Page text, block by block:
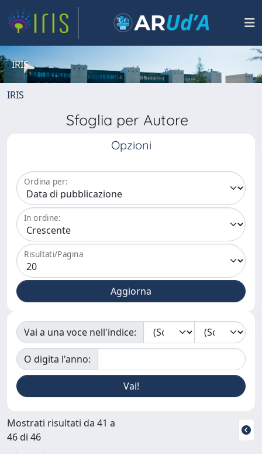
IRIS
IRIS
Sfoglia per Autore
Opzioni
Ordina per:
In ordine:
Risultati/Pagina
Vai a una voce nell'indice:
O digita l'anno:
Mostrati risultati da 41 a
46 di 46